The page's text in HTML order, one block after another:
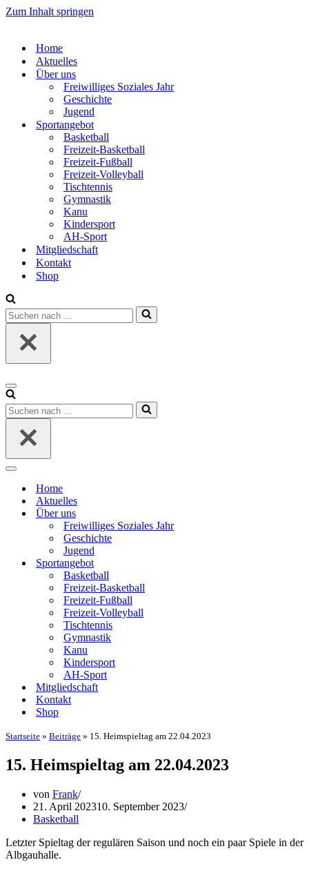
Zum Inhalt springen
Home
Aktuelles
Über uns
Freiwilliges Soziales Jahr
Geschichte
Jugend
Sportangebot
Basketball
Freizeit-Basketball
Freizeit-Fußball
Freizeit-Volleyball
Tischtennis
Gymnastik
Kanu
Kindersport
AH-Sport
Mitgliedschaft
Kontakt
Shop
Suchen
nach …
Navigationsmenü
Suchen
nach …
Navigationsmenü
Home
Aktuelles
Über uns
Freiwilliges Soziales Jahr
Geschichte
Jugend
Sportangebot
Basketball
Freizeit-Basketball
Freizeit-Fußball
Freizeit-Volleyball
Tischtennis
Gymnastik
Kanu
Kindersport
AH-Sport
Mitgliedschaft
Kontakt
Shop
Startseite » Beiträge » 15. Heimspieltag am 22.04.2023
15. Heimspieltag am 22.04.2023
von Frank
21. April 202310. September 2023
Basketball
Letzter Spieltag der regulären Saison und noch ein paar Spiele in der
Albgauhalle.